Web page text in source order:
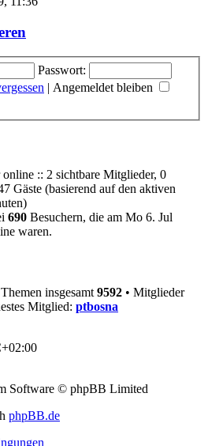
Passwort:
| Angemeldet bleiben
online :: 2 sichtbare Mitglieder, 0
Gäste (basierend auf den aktiven
690 Besuchern, die am Mo 6. Jul
waren.
Themen insgesamt 9592 • Mitglieder
Mitglied: ptbosna
Software © phpBB Limited
phpBB.de